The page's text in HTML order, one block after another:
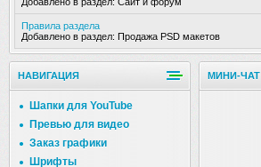
Правила раздела
Добавлено в раздел: Продажа PSD макетов
НАВИГАЦИЯ
Шапки для YouTube
Превью для видео
Заказ графики
Шрифты
МИНИ-ЧАТ